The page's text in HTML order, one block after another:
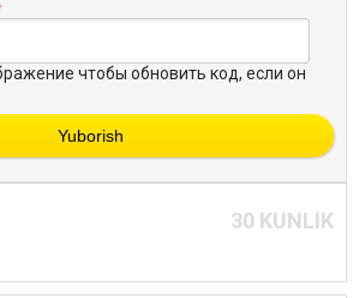
Yuborish
30 KUNLIK